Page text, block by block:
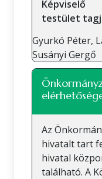
Képviselő
testület
Gyurkó Péter,
Susányi Gergő
Az
hivatalt tart
hivatal
található. A